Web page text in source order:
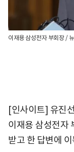
이재용 삼성전자 부회장 /
[인사이트] 유진
이재용 삼성전자
받고 한 답변에